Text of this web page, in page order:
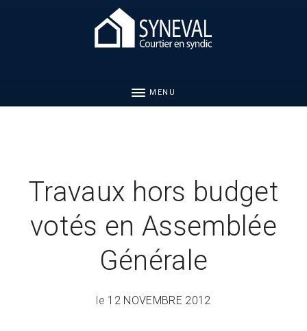
MENU
Travaux hors budget
votés en Assemblée
Générale
le 12 NOVEMBRE 2012